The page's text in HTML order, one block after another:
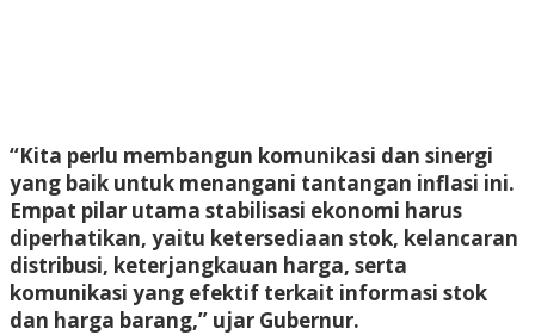
“Kita perlu membangun komunikasi dan sinergi
yang baik untuk menangani tantangan inflasi ini.
Empat pilar utama stabilisasi ekonomi harus
diperhatikan, yaitu ketersediaan stok, kelancaran
distribusi, keterjangkauan harga, serta
komunikasi yang efektif terkait informasi stok
dan harga barang,” ujar Gubernur.